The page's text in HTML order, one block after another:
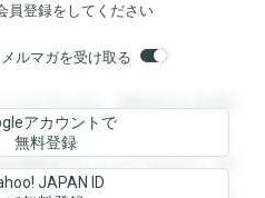
員登録をしてください
ルマガを受け取る
ができます。登録すると回答
録すると回答を閲覧すること
閲覧することができます。登
アカウントで
無料登録
JAPAN ID